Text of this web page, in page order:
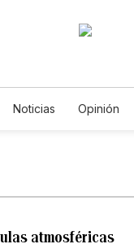
Noticias Opinión
atmosféricas